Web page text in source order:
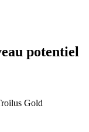
potentiel
Gold